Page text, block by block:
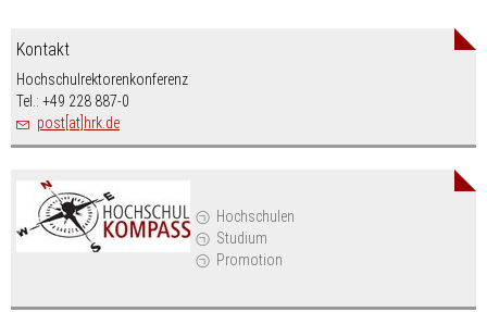
Hochschulen
Studium
Promotion
Kontakt
Hochschulrektorenkonferenz
Tel.: +49 228 887-0
post[at]hrk.de